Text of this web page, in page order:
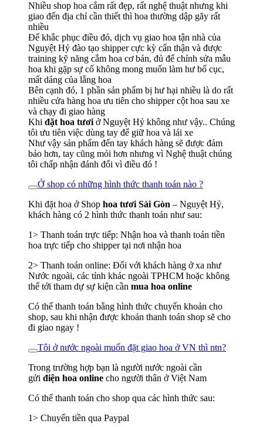
Nhiều shop hoa cắm rất đẹp, rất nghệ thuật nhưng khi
giao đến địa chỉ cần thiết thì hoa thường dập gãy rất
nhiều
Để khắc phục điều đó, dịch vụ giao hoa tận nhà của
Nguyệt Hỷ đào tạo shipper cực kỳ cẩn thận và được
training kỹ năng cắm hoa cơ bản, đủ để chỉnh sửa mẫu
hoa khi gặp sự cố không mong muốn làm hư bố cục,
mất dáng của lẵng hoa
Bên cạnh đó, 1 phần sản phẩm bị hư hại nhiều là do rất
nhiều cửa hàng hoa ưu tiên cho shipper cột hoa sau xe
và chạy đi giao hàng
Khi đặt hoa tươi ở Nguyệt Hỷ không như vậy.. Chúng
tôi ưu tiên việc dùng tay để giữ hoa và lái xe
Như vậy sản phẩm đến tay khách hàng sẽ được đảm
bảo hơn, tay cũng mỏi hơn nhưng vì Nghệ thuật chúng
tôi chấp nhận đánh đổi vì điều đó !
Ở shop có những hình thức thanh toán nào ?
Khi đặt hoa ở Shop hoa tươi Sài Gòn – Nguyệt Hỷ,
khách hàng có 2 hình thức thanh toán như sau:
1> Thanh toán trực tiếp: Nhận hoa và thanh toán tiền
hoa trực tiếp cho shipper tại nơi nhận hoa
2> Thanh toán online: Đối với khách hàng ở xa như
Nước ngoài, các tỉnh khác ngoài TPHCM hoặc không
thể tới tham dự sự kiện cần mua hoa online
Có thể thanh toán bằng hình thức chuyển khoản cho
shop, sau khi nhận được khoản thanh toán shop sẽ cho
đi giao ngay !
Tôi ở nước ngoài muốn đặt giao hoa ở VN thì ntn?
Trong trường hợp bạn là người nước ngoài cần
gửi điện hoa online cho người thân ở Việt Nam
Có thể thanh toán cho shop qua các hình thức sau:
1> Chuyển tiền qua Paypal